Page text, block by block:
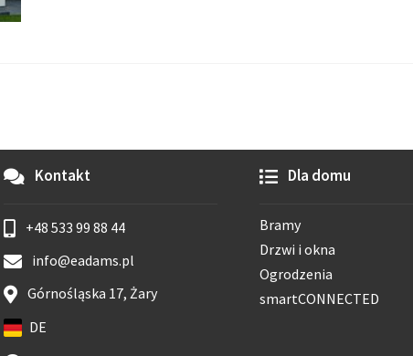
Kontakt
+48 533 99 88 44
info@eadams.pl
Górnośląska 17, Żary
DE
Dla domu
Bramy
Drzwi i okna
Ogrodzenia
smartCONNECTED